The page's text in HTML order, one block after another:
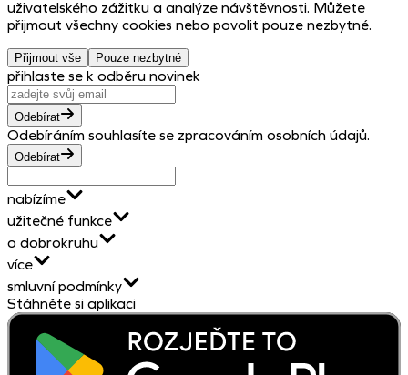
uživatelského zážitku a analýze návštěvnosti. Můžete
přijmout všechny cookies nebo povolit pouze nezbytné.
Přijmout vše Pouze nezbytné
přihlaste se k odběru novinek
Odebírat
Odebíráním souhlasíte se zpracováním osobních údajů.
Odebírat
nabízíme
užitečné funkce
o dobrokruhu
více
smluvní podmínky
Stáhněte si aplikaci